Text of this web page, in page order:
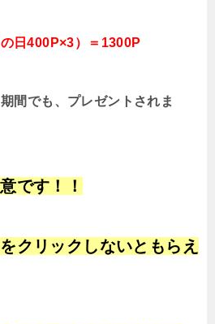
日400P×3）＝1300P
間でも、プレゼントされま
です！！
クリックしないともらえ